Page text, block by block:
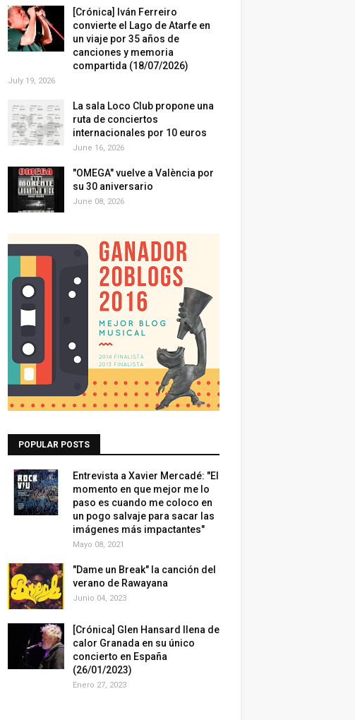
[Crónica] Iván Ferreiro
convierte el Lago de Atarfe en
un viaje por 35 años de
canciones y memoria
compartida (18/07/2026)
July 19, 2026
La sala Loco Club propone una
ruta de conciertos
internacionales por 10 euros
June 16, 2026
"OMEGA" vuelve a València por
su 30 aniversario
June 08, 2026
POPULAR POSTS
Entrevista a Xavier Mercadé: "El
momento en que mejor me lo
paso es cuando me coloco en
un pogo salvaje para sacar las
imágenes más impactantes"
Mayo 08, 2021
"Dame un Break" la canción del
verano de Rawayana
Junio 04, 2023
[Crónica] Glen Hansard llena de
calor Granada en su único
concierto en España
(26/01/2023)
Enero 27, 2023